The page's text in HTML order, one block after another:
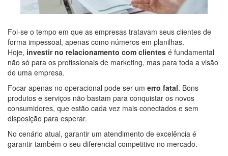
Foi-se o tempo em que as empresas tratavam seus clientes de
forma impessoal, apenas como números em planilhas.
Hoje, investir no relacionamento com clientes é fundamental
não só para os profissionais de marketing, mas para toda a visão
de uma empresa.
Focar apenas no operacional pode ser um erro fatal. Bons
produtos e serviços não bastam para conquistar os novos
consumidores, que estão cada vez mais conectados e sem
disposição para esperar.
No cenário atual, garantir um atendimento de excelência é
garantir também o seu diferencial competitivo no mercado.